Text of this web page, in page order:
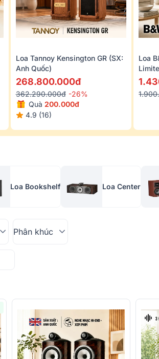
Loa Tannoy Kensington GR (SX:
Anh Quốc)
268.800.000đ
362.290.000đ -26%
Quà 200.000đ
4.9 (16)
Loa
Loa Bookshelf Loa Center
Phân khúc